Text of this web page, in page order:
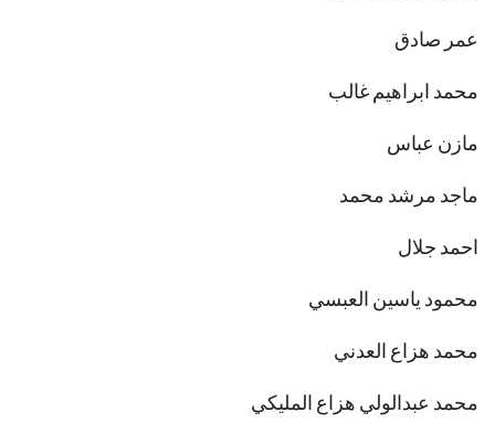
عمر صادق
محمد ابراهيم غالب
مازن عباس
ماجد مرشد محمد
احمد جلال
محمود ياسين العبسي
محمد هزاع العدني
محمد عبدالولي هزاع المليكي